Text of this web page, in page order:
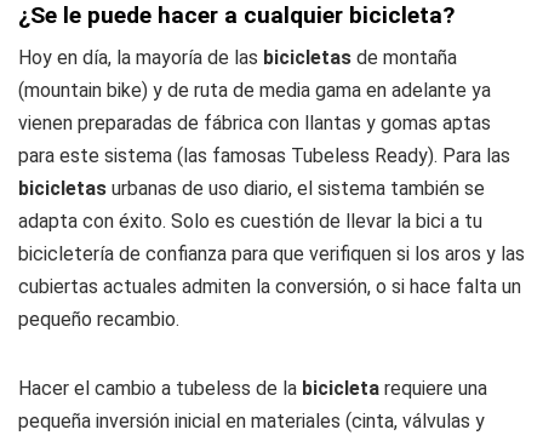
¿Se le puede hacer a cualquier bicicleta?
Hoy en día, la mayoría de las bicicletas de montaña
(mountain bike) y de ruta de media gama en adelante ya
vienen preparadas de fábrica con llantas y gomas aptas
para este sistema (las famosas Tubeless Ready). Para las
bicicletas urbanas de uso diario, el sistema también se
adapta con éxito. Solo es cuestión de llevar la bici a tu
bicicletería de confianza para que verifiquen si los aros y las
cubiertas actuales admiten la conversión, o si hace falta un
pequeño recambio.
Hacer el cambio a tubeless de la bicicleta requiere una
pequeña inversión inicial en materiales (cinta, válvulas y